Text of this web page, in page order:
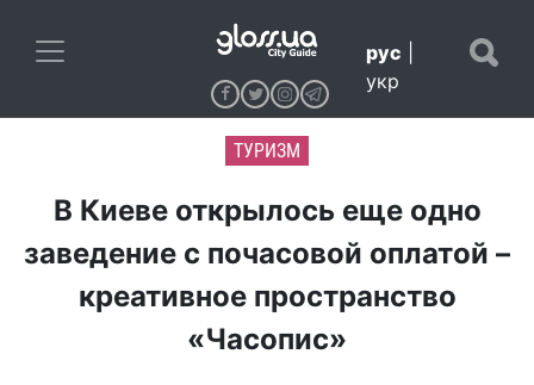
рус
укр
ТУРИЗМ
В Киеве открылось еще одно
заведение с почасовой оплатой –
креативное пространство
«Часопис»